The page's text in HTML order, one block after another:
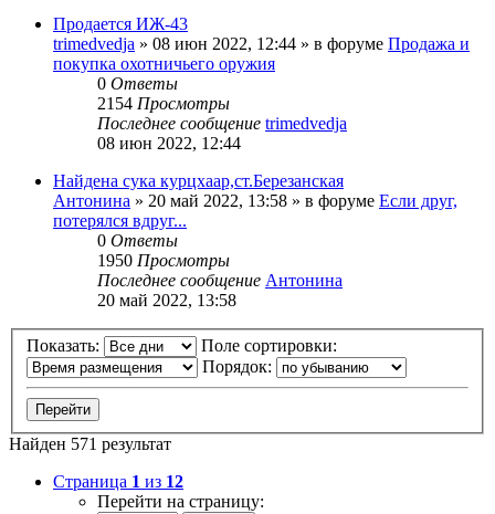
Продается ИЖ-43
trimedvedja » 08 июн 2022, 12:44 » в форуме Продажа и
покупка охотничьего оружия
0 Ответы
2154 Просмотры
Последнее сообщение trimedvedja
08 июн 2022, 12:44
Найдена сука курцхаар,ст.Березанская
Антонина » 20 май 2022, 13:58 » в форуме Если друг,
потерялся вдруг...
0 Ответы
1950 Просмотры
Последнее сообщение Антонина
20 май 2022, 13:58
Показать:
Поле сортировки:
Порядок:
Найден 571 результат
Страница 1 из 12
Перейти на страницу: